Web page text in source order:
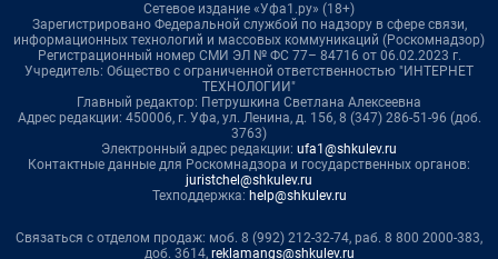
Сетевое издание «Уфа1.ру» (18+)
Зарегистрировано Федеральной службой по надзору в сфере связи,
информационных технологий и массовых коммуникаций (Роскомнадзор)
Регистрационный номер СМИ ЭЛ № ФС 77– 84716 от 06.02.2023 г.
Учредитель: Общество с ограниченной ответственностью "ИНТЕРНЕТ
ТЕХНОЛОГИИ"
Главный редактор: Петрушкина Светлана Алексеевна
Адрес редакции: 450006, г. Уфа, ул. Ленина, д. 156, 8 (347) 286-51-96 (доб.
3763)
Электронный адрес редакции: ufa1@shkulev.ru
Контактные данные для Роскомнадзора и государственных органов:
juristchel@shkulev.ru
Техподдержка: help@shkulev.ru
Связаться с отделом продаж: моб. 8 (992) 212-32-74, раб. 8 800 2000-383,
доб. 3614, reklamangs@shkulev.ru